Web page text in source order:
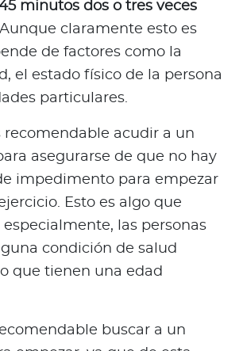
minutos dos o tres veces
claramente esto es
de factores como la
el estado físico de la persona
particulares.
recomendable acudir a un
asegurarse de que no hay
impedimento para empezar
Esto es algo que
las personas
condición de salud
que tienen una edad
buscar a un